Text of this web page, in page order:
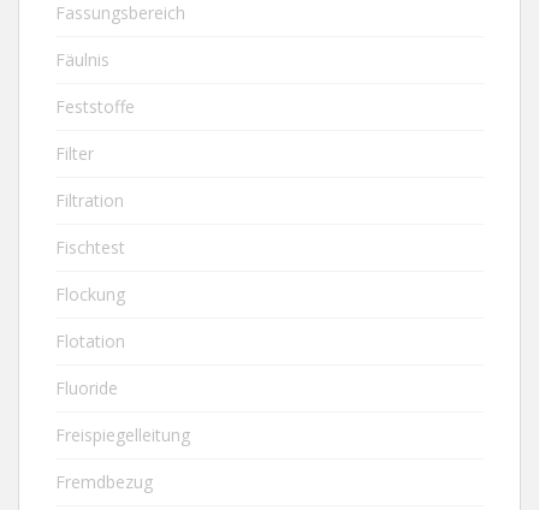
Fassungsbereich
Fäulnis
Feststoffe
Filter
Filtration
Fischtest
Flockung
Flotation
Fluoride
Freispiegelleitung
Fremdbezug